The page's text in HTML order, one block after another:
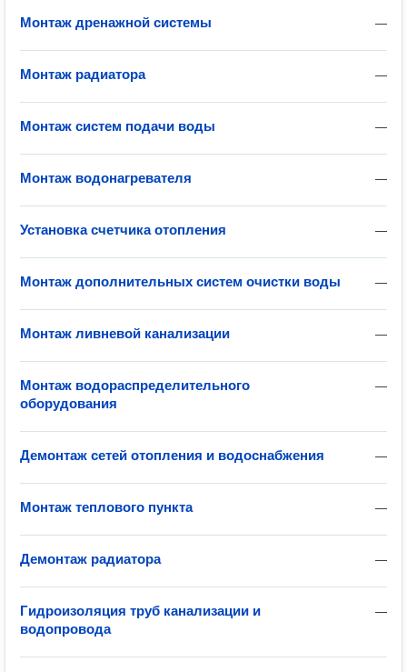
—
Монтаж дренажной системы
—
Монтаж радиатора
—
Монтаж систем подачи воды
—
Монтаж водонагревателя
—
Установка счетчика отопления
—
Монтаж дополнительных систем очистки воды
—
Монтаж ливневой канализации
—
Монтаж водораспределительного
оборудования
—
Демонтаж сетей отопления и водоснабжения
—
Монтаж теплового пункта
—
Демонтаж радиатора
—
Гидроизоляция труб канализации и
водопровода